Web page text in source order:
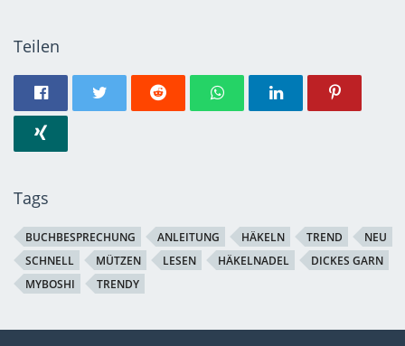
Teilen
Tags
BUCHBESPRECHUNG ANLEITUNG HÄKELN TREND
NEU
SCHNELL
MÜTZEN LESEN HÄKELNADEL
DICKES GARN
MYBOSHI
TRENDY